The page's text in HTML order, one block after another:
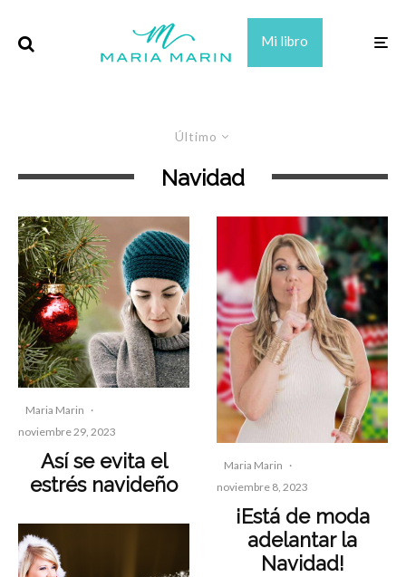
Mi libro
Último
Navidad
Maria Marin ·
noviembre 29, 2023
Así se evita el
estrés navideño
Maria Marin ·
noviembre 8, 2023
¡Está de moda
adelantar la
Navidad!